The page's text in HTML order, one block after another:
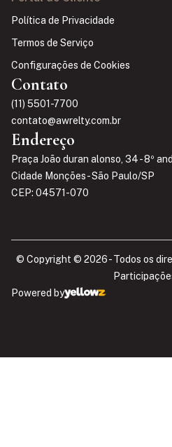
Política de Privacidade
Termos de Serviço
Configurações de Cookies
Contato
(11) 5501-7700
contato@awrelty.com.br
Endereço
Praça João duran alonso, 34 - 8º
Cidade Monções - São Paulo/SP
CEP: 04571-070
© Copyright © 2026 - Todos os
Powered by